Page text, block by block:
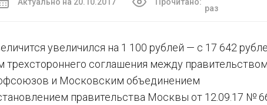
раз
увеличился на 1 100 рублей — с 17 642
трехстороннего соглашения между
и Московским объединением
правительства Москвы от 12.09.17 №